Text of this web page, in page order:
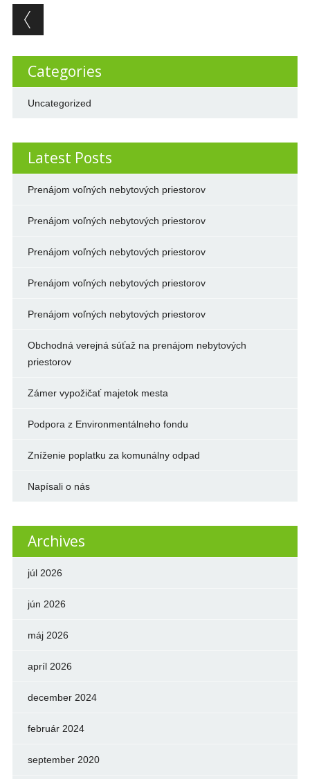
Post navigation
Categories
Uncategorized
Latest Posts
Prenájom voľných nebytových priestorov
Prenájom voľných nebytových priestorov
Prenájom voľných nebytových priestorov
Prenájom voľných nebytových priestorov
Prenájom voľných nebytových priestorov
Obchodná verejná súťaž na prenájom nebytových
priestorov
Zámer vypožičať majetok mesta
Podpora z Environmentálneho fondu
Zníženie poplatku za komunálny odpad
Napísali o nás
Archives
júl 2026
jún 2026
máj 2026
apríl 2026
december 2024
február 2024
september 2020